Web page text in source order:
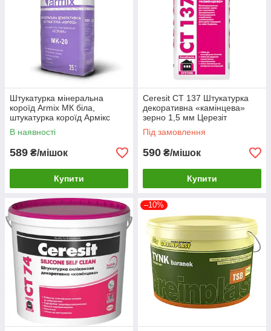
Штукатурка мінеральна
короїд Armix МК біла,
штукатурка короїд Армікс
В наявності
589 ₴/мішок
Купити
Ceresit CT 137 Штукатурка
декоративна «камінцева»
зерно 1,5 мм Церезіт
баранек
Під замовлення
590 ₴/мішок
Купити
–10%